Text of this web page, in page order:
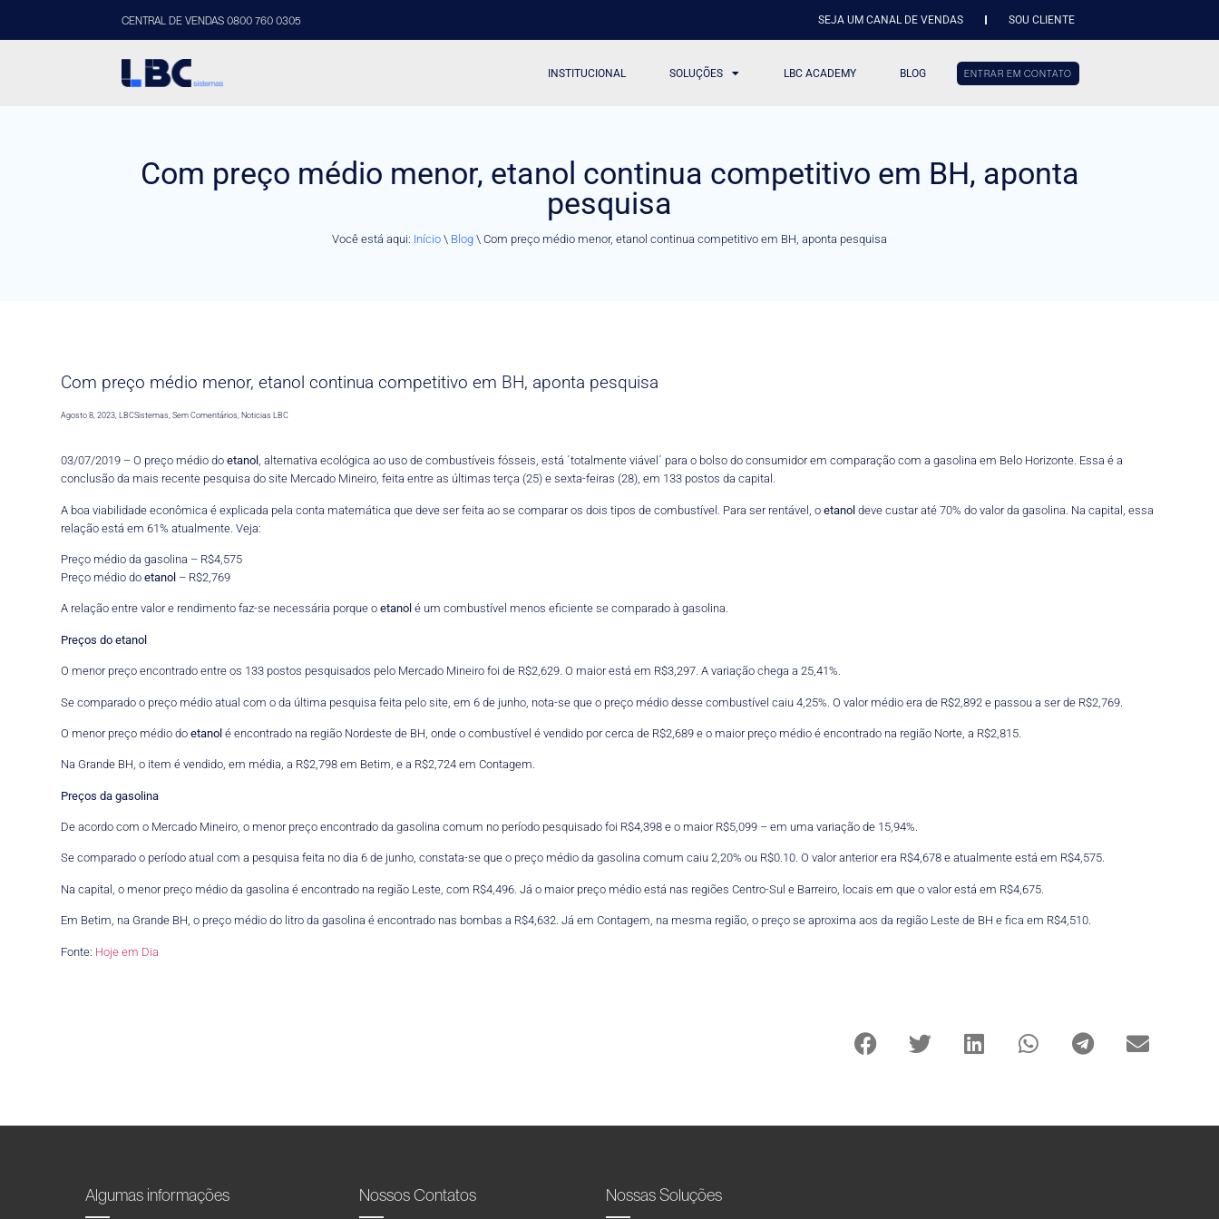
CENTRAL DE VENDAS 0800 760 0305 SEJA UM CANAL DE VENDAS SOU CLIENTE
INSTITUCIONAL SOLUÇÕES LBC ACADEMY BLOG ENTRAR EM CONTATO
Com preço médio menor, etanol continua competitivo em BH, aponta
pesquisa
Você está aqui: Início \ Blog \ Com preço médio menor, etanol continua competitivo em BH, aponta pesquisa
Com preço médio menor, etanol continua competitivo em BH, aponta pesquisa
Agosto 8, 2023 ,LBCSistemas Sem Comentários Noticias LBC
03/07/2019 – O preço médio doetanol , alternativa ecológica ao uso de combustíveis fósseis, está ´totalmente viável´ para o bolso do consumidor em comparação com a gasolina em Belo Horizonte. Essa é a
conclusão da mais recente pesquisa do site Mercado Mineiro, feita entre as últimas terça (25) e sexta-feiras (28), em 133 postos da capital.
A boa viabilidade econômica é explicada pela conta matemática que deve ser feita ao se comparar os dois tipos de combustível. Para ser rentável, oetanol deve custar até 70% do valor da gasolina. Na capital, essa
relação está em 61% atualmente. Veja:
Preço médio da gasolina – R$4,575
Preço médio doetanol – R$2,769
A relação entre valor e rendimento faz-se necessária porque oetanol é um combustível menos eficiente se comparado à gasolina.
Preços do etanol
O menor preço encontrado entre os 133 postos pesquisados pelo Mercado Mineiro foi de R$2,629. O maior está em R$3,297. A variação chega a 25,41%.
Se comparado o preço médio atual com o da última pesquisa feita pelo site, em 6 de junho, nota-se que o preço médio desse combustível caiu 4,25%. O valor médio era de R$2,892 e passou a ser de R$2,769.
O menor preço médio doetanol é encontrado na região Nordeste de BH, onde o combustível é vendido por cerca de R$2,689 e o maior preço médio é encontrado na região Norte, a R$2,815.
Na Grande BH, o item é vendido, em média, a R$2,798 em Betim, e a R$2,724 em Contagem.
Preços da gasolina
De acordo com o Mercado Mineiro, o menor preço encontrado da gasolina comum no período pesquisado foi R$4,398 e o maior R$5,099 – em uma variação de 15,94%.
Se comparado o período atual com a pesquisa feita no dia 6 de junho, constata-se que o preço médio da gasolina comum caiu 2,20% ou R$0.10. O valor anterior era R$4,678 e atualmente está em R$4,575.
Na capital, o menor preço médio da gasolina é encontrado na região Leste, com R$4,496. Já o maior preço médio está nas regiões Centro-Sul e Barreiro, locais em que o valor está em R$4,675.
Em Betim, na Grande BH, o preço médio do litro da gasolina é encontrado nas bombas a R$4,632. Já em Contagem, na mesma região, o preço se aproxima aos da região Leste de BH e fica em R$4,510.
Fonte: Hoje em Dia
Algumas informações Nossos Contatos Nossas Soluções